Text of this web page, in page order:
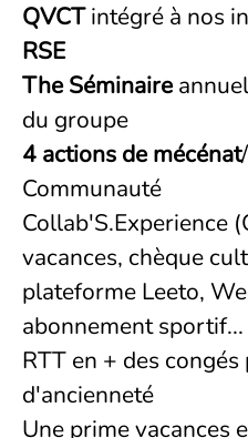
QVCTintégré à nos
RSE
The Séminaire
du groupe
4 actions de mécénat
Communauté
Collab'S.Experience
vacances, chèque
plateforme Leeto,
abonnement sportif...
RTT en + des
d'ancienneté
Une prime vacances